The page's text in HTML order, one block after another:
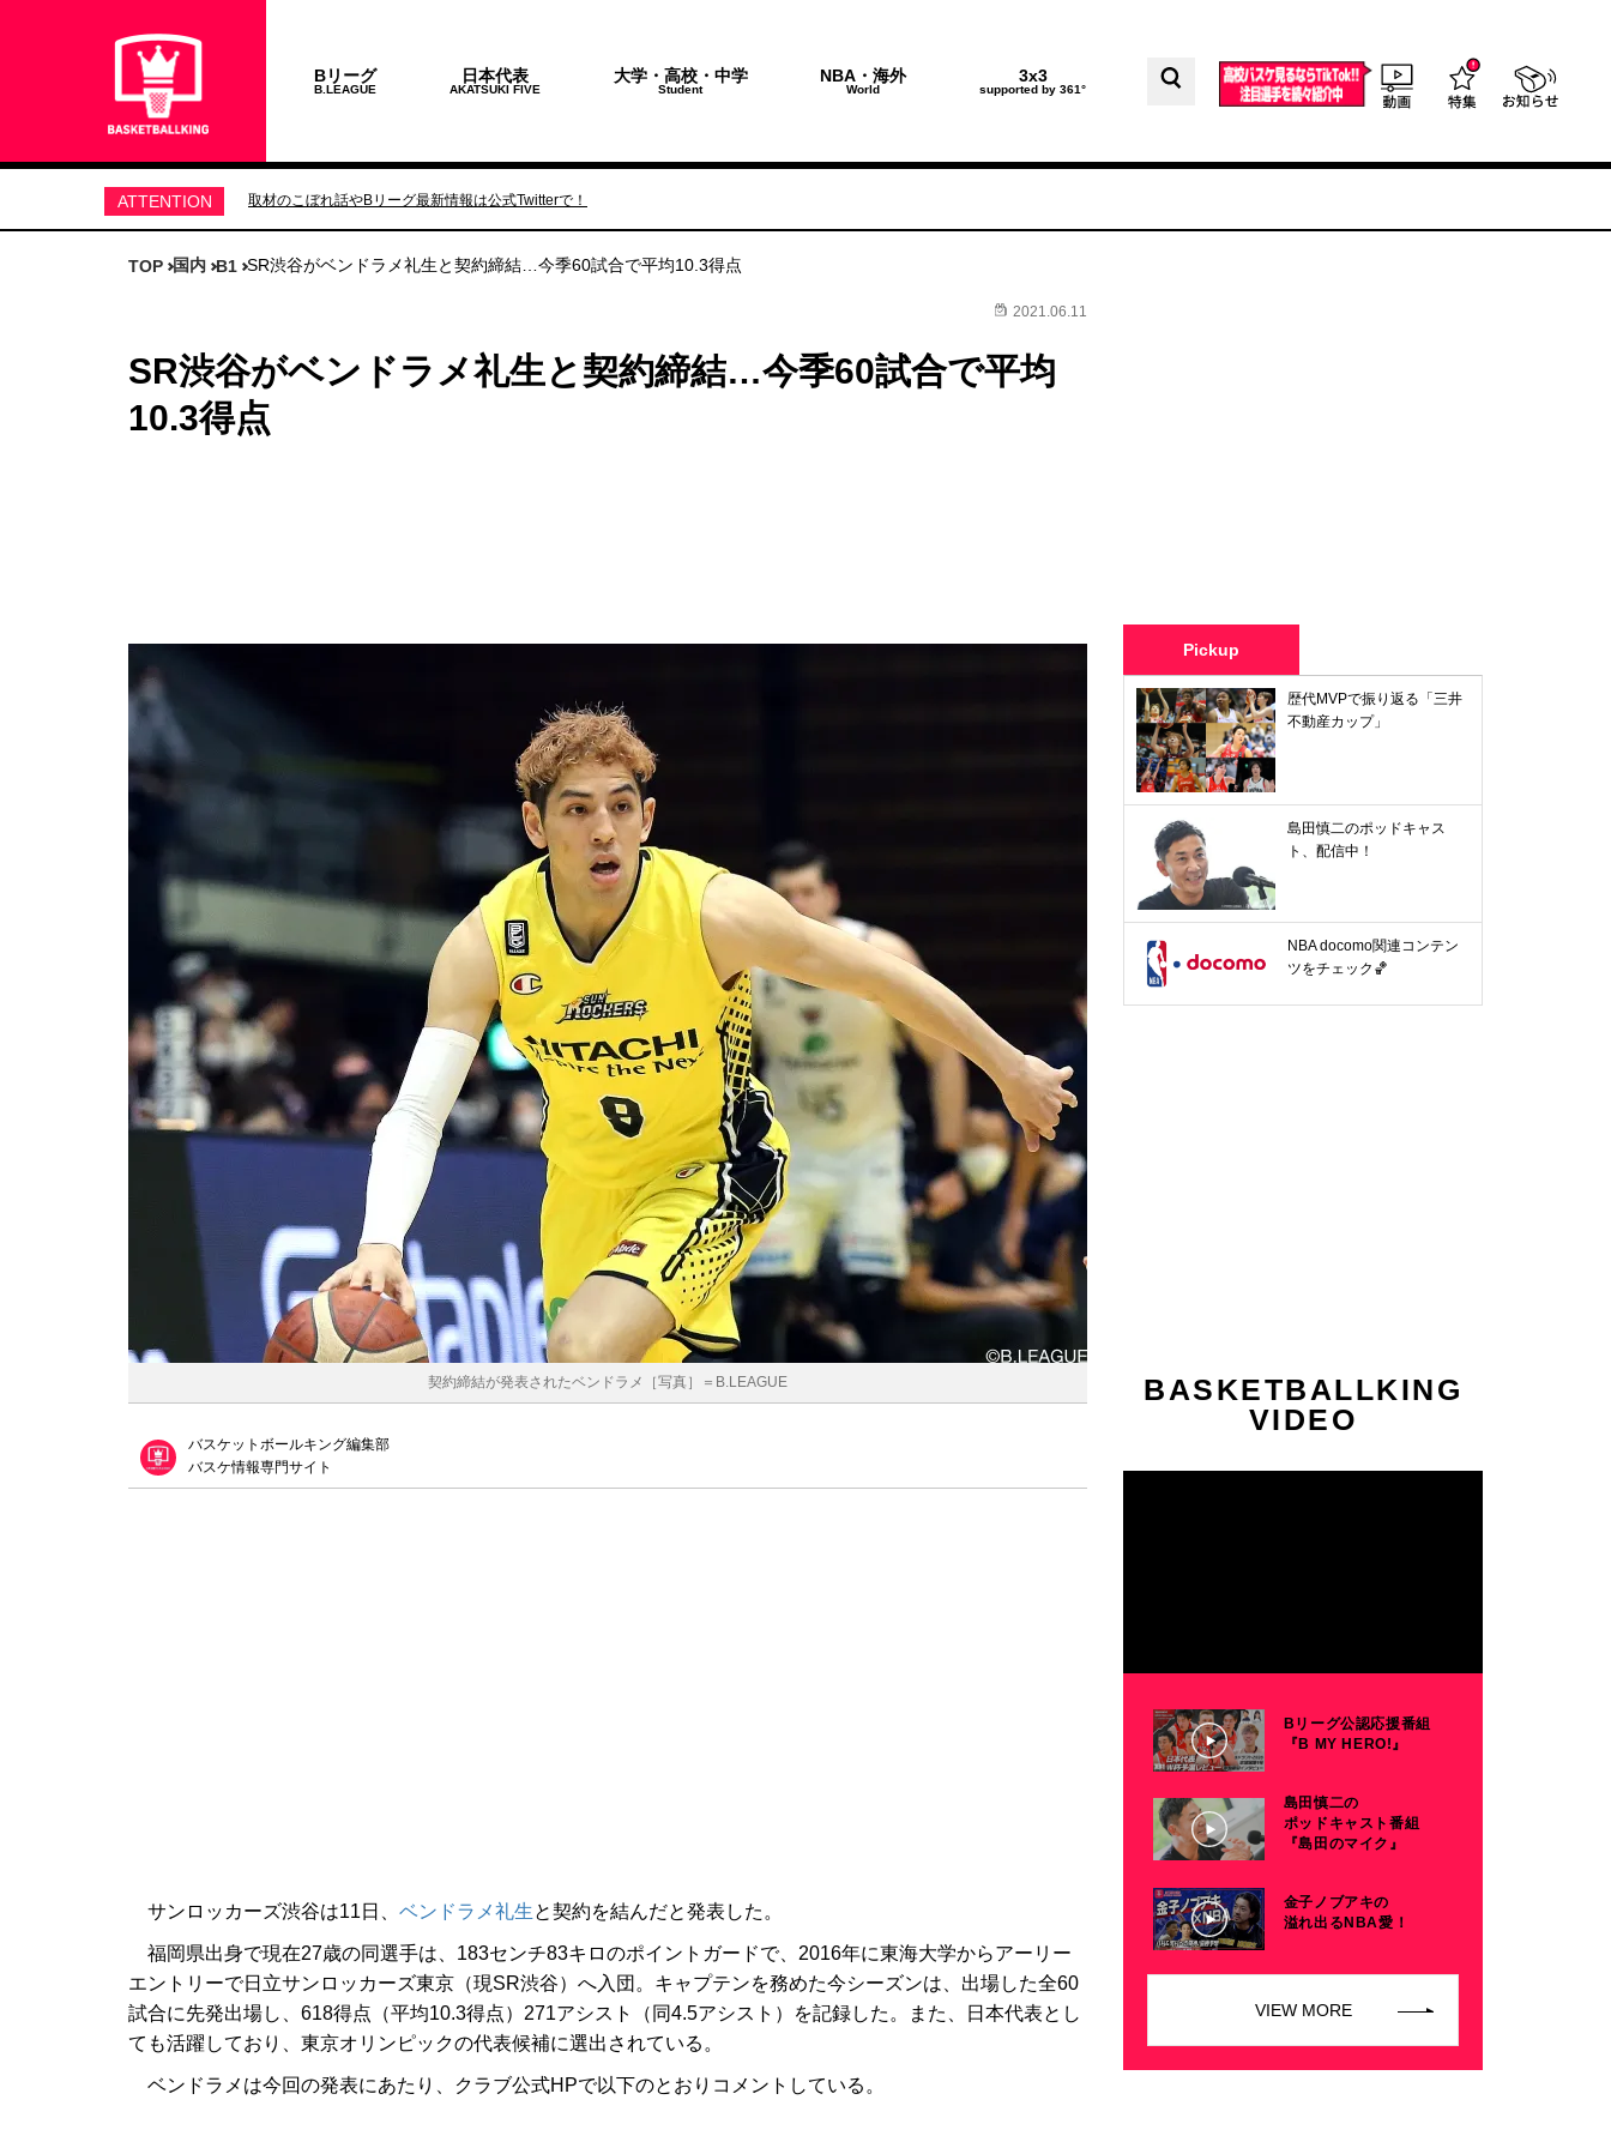
Bリーグ
B.LEAGUE
日本代表
AKATSUKI FIVE
大学・高校・中学
Student
NBA・海外
World
3x3
supported by 361°
ATTENTION 取材のこぼれ話やBリーグ最新情報は公式Twitterで！
TOP 国内 B1 SR渋谷がベンドラメ礼生と契約締結…今季60試合で平均10.3得点
2021.06.11
SR渋谷がベンドラメ礼生と契約締結…今季60試合で平均
10.3得点
契約締結が発表されたベンドラメ［写真］＝B.LEAGUE
バスケットボールキング編集部
バスケ情報専門サイト
サンロッカーズ渋谷は11日、 ベンドラメ礼生と契約を結んだと発表した。
福岡県出身で現在27歳の同選手は、183センチ83キロのポイントガードで、2016年に東海大学からアーリー
エントリーで日立サンロッカーズ東京（現SR渋谷）へ入団。キャプテンを務めた今シーズンは、出場した全60
試合に先発出場し、618得点（平均10.3得点）271アシスト（同4.5アシスト）を記録した。また、日本代表とし
ても活躍しており、東京オリンピックの代表候補に選出されている。
ベンドラメは今回の発表にあたり、クラブ公式HPで以下のとおりコメントしている。
Pickup
歴代MVPで振り返る「三井
不動産カップ」
島田慎二のポッドキャス
ト、配信中！
NBA docomo関連コンテン
ツをチェック🏀
BASKETBALLKING
VIDEO
Bリーグ公認応援番組
『B MY HERO!』
島田慎二の
ポッドキャスト番組
『島田のマイク』
金子ノブアキの
溢れ出るNBA愛！
VIEW MORE